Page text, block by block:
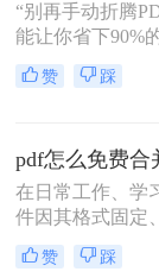
“别再手动折腾
能让你省下90%
事电脑办公软件
编经常收到读者
方法，帮你解决
等核心困扰。那
一个pdf呢？本文
用技能。
赞 踩
在日常工作、学
件因其格式固定
档交换的主流格
遇到需要将多个
赞 踩